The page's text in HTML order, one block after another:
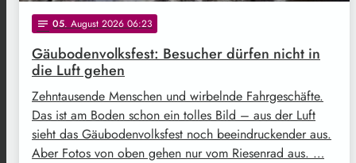
notes 05. August 2026 06:23
Gäubodenvolksfest: Besucher dürfen nicht in
die Luft gehen
Zehntausende Menschen und wirbelnde Fahrgeschäfte.
Das ist am Boden schon ein tolles Bild – aus der Luft
sieht das Gäubodenvolksfest noch beeindruckender aus.
Aber Fotos von oben gehen nur vom Riesenrad aus. …